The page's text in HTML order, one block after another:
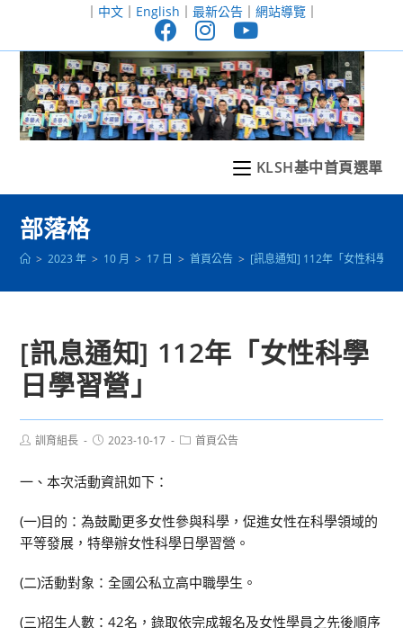
至
｜ 中文｜ English ｜ 最新公告｜ 網站導覽｜
KLSH基中首頁選單
部落格
> 2023 年 > 10 月 > 17 日 > 首頁公告 > [訊息通知] 112年「女性科學日
[訊息通知] 112年「女性科學
日學習營」
Post訓育組長
Post2023-10-17
Post首頁公告
一、本次活動資訊如下：
(一)目的：為鼓勵更多女性參與科學，促進女性在科學領域的
平等發展，特舉辦女性科學日學習營。
(二)活動對象：全國公私立高中職學生。
(三)招生人數：42名，錄取依完成報名及女性學員之先後順序